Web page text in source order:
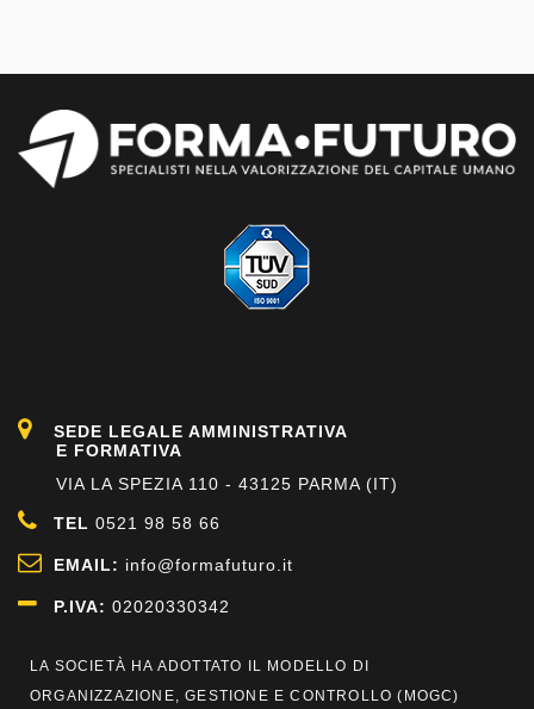
SEDE LEGALE AMMINISTRATIVA
E FORMATIVA
VIA LA SPEZIA 110 - 43125 PARMA (IT)
TEL 0521 98 58 66
EMAIL: info@formafuturo.it
P.IVA: 02020330342
LA SOCIETÀ HA ADOTTATO IL MODELLO DI
ORGANIZZAZIONE, GESTIONE E CONTROLLO ( MOGC)